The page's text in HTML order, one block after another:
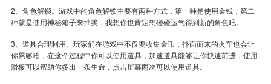
2、角色解锁。游戏中的角色解锁主要有两种方式，第一种是使用金钱，第二
种就是使用神秘箱子来抽奖，我想你也肯定想碰碰运气得到新的角色吧。
3、道具合理利用。玩家们在游戏中不仅要收集金币，扑面而来的火车也会让
你累够呛，在这个过程中你可以使用道具，加速道具能够让你快速前进，使用
滑板可以帮助你多出一条生命，点击屏幕两次可以使用道具。